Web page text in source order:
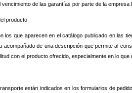
de las garantías por parte de la empresa
producto
los que aparecen en el catálogo publicado en las
acompañado de una descripción que permite al
con el producto ofrecido, especialmente en lo que
están indicados en los formularios de